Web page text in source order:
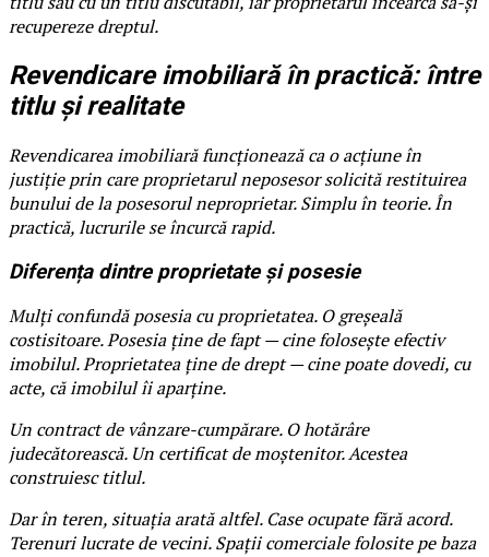
recupereze dreptul.
Revendicare imobiliară în practică: între
titlu și realitate
Revendicarea imobiliară funcționează ca o acțiune în
justiție prin care proprietarul neposesor solicită restituirea
bunului de la posesorul neproprietar. Simplu în teorie. În
practică, lucrurile se încurcă rapid.
Diferența dintre proprietate și posesie
Mulți confundă posesia cu proprietatea. O greșeală
costisitoare. Posesia ține de fapt — cine folosește efectiv
imobilul. Proprietatea ține de drept — cine poate dovedi, cu
acte, că imobilul îi aparține.
Un contract de vânzare-cumpărare. O hotărâre
judecătorească. Un certificat de moștenitor. Acestea
construiesc titlul.
Dar în teren, situația arată altfel. Case ocupate fără acord.
Terenuri lucrate de vecini. Spații comerciale folosite pe baza